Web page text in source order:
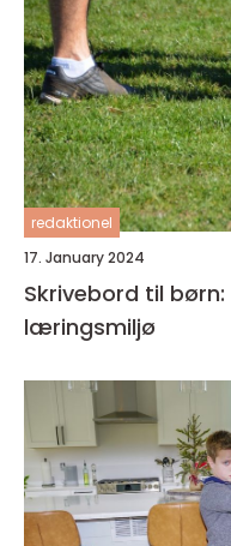
redaktionel
17. January 2024
Skrivebord til
læringsmiljø